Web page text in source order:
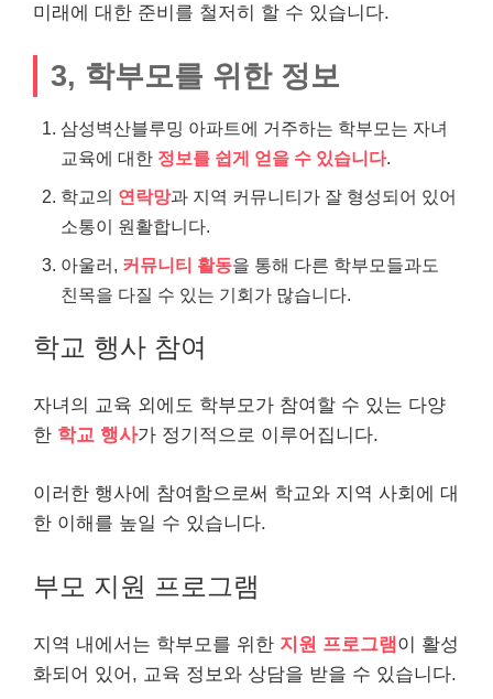
미래에 대한 준비를 철저히 할 수 있습니다.
3, 학부모를 위한 정보
삼성벽산블루밍 아파트에 거주하는 학부모는 자녀
교육에 대한 정보를 쉽게 얻을 수 있습니다.
학교의 연락망과 지역 커뮤니티가 잘 형성되어 있어
소통이 원활합니다.
아울러, 커뮤니티 활동을 통해 다른 학부모들과도
친목을 다질 수 있는 기회가 많습니다.
학교 행사 참여
자녀의 교육 외에도 학부모가 참여할 수 있는 다양
한 학교 행사가 정기적으로 이루어집니다.
이러한 행사에 참여함으로써 학교와 지역 사회에 대
한 이해를 높일 수 있습니다.
부모 지원 프로그램
지역 내에서는 학부모를 위한 지원 프로그램 이 활성
화되어 있어, 교육 정보와 상담을 받을 수 있습니다.